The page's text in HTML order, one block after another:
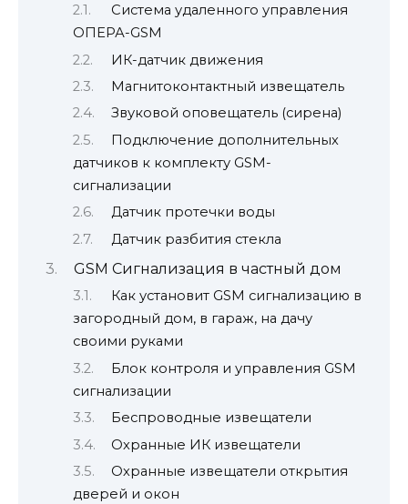
Система удаленного управления
ОПЕРА-GSM
ИК-датчик движения
Магнитоконтактный извещатель
Звуковой оповещатель (сирена)
Подключение дополнительных
датчиков к комплекту GSM-
сигнализации
Датчик протечки воды
Датчик разбития стекла
GSM Сигнализация в частный дом
Как установит GSM сигнализацию в
загородный дом, в гараж, на дачу
своими руками
Блок контроля и управления GSM
сигнализации
Беспроводные извещатели
Охранные ИК извещатели
Охранные извещатели открытия
дверей и окон